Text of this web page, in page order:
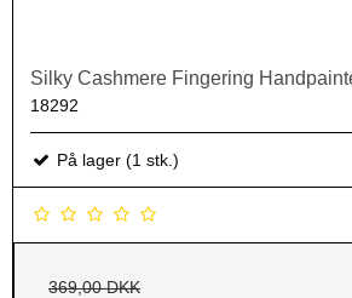
Silky Cashmere Fingering
18292
På lager (1 stk.)
369,00 DKK